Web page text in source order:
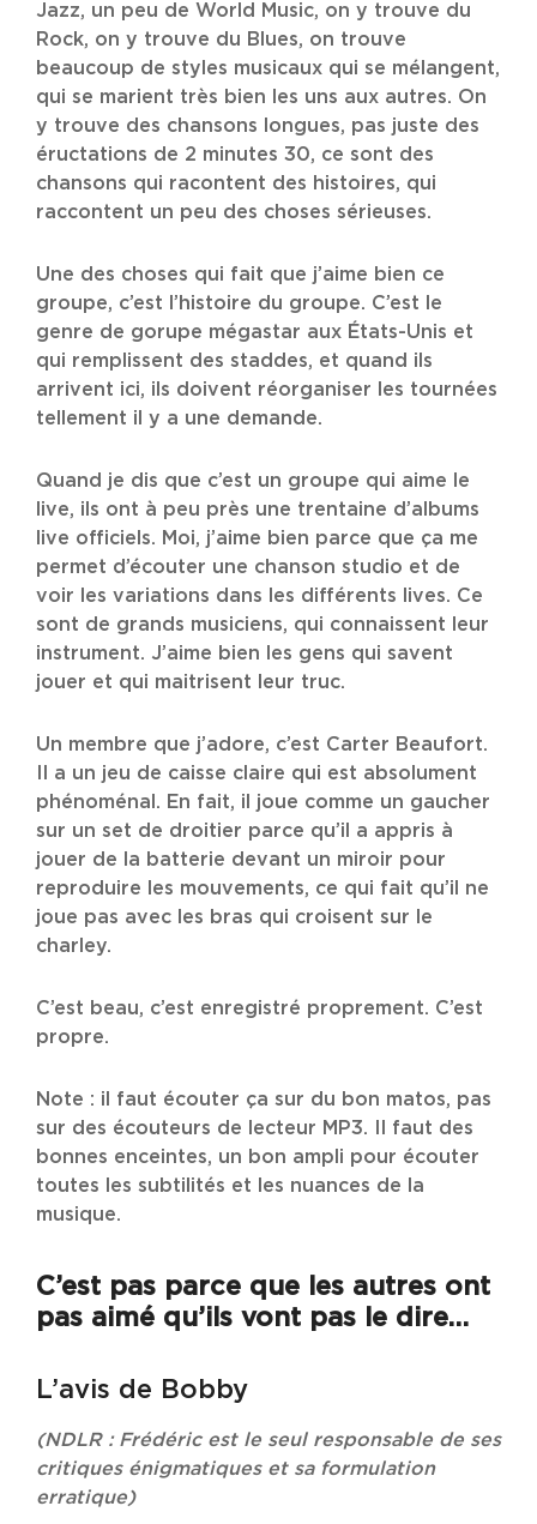
Jazz, un peu de World Music, on y trouve du
Rock, on y trouve du Blues, on trouve
beaucoup de styles musicaux qui se mélangent,
qui se marient très bien les uns aux autres. On
y trouve des chansons longues, pas juste des
éructations de 2 minutes 30, ce sont des
chansons qui racontent des histoires, qui
raccontent un peu des choses sérieuses.
Une des choses qui fait que j’aime bien ce
groupe, c’est l’histoire du groupe. C’est le
genre de gorupe mégastar aux États-Unis et
qui remplissent des staddes, et quand ils
arrivent ici, ils doivent réorganiser les tournées
tellement il y a une demande.
Quand je dis que c’est un groupe qui aime le
live, ils ont à peu près une trentaine d’albums
live officiels. Moi, j’aime bien parce que ça me
permet d’écouter une chanson studio et de
voir les variations dans les différents lives. Ce
sont de grands musiciens, qui connaissent leur
instrument. J’aime bien les gens qui savent
jouer et qui maitrisent leur truc.
Un membre que j’adore, c’est Carter Beaufort.
Il a un jeu de caisse claire qui est absolument
phénoménal. En fait, il joue comme un gaucher
sur un set de droitier parce qu’il a appris à
jouer de la batterie devant un miroir pour
reproduire les mouvements, ce qui fait qu’il ne
joue pas avec les bras qui croisent sur le
charley.
C’est beau, c’est enregistré proprement. C’est
propre.
Note : il faut écouter ça sur du bon matos, pas
sur des écouteurs de lecteur MP3. Il faut des
bonnes enceintes, un bon ampli pour écouter
toutes les subtilités et les nuances de la
musique.
C’est pas parce que les autres ont
pas aimé qu’ils vont pas le dire…
L’avis de Bobby
(NDLR : Frédéric est le seul responsable de ses
critiques énigmatiques et sa formulation
erratique)